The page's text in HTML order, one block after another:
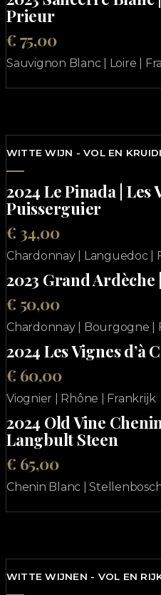
Prieur
€ 75,00
Sauvignon Blanc | Loire |
WITTE WIJN - VOL EN
2024 Le Pinada | Les
Puisserguier
€ 34,00
Chardonnay | Languedoc |
2023 Grand
€ 50,00
Chardonnay | Bourgogne |
2024 Les Vignes d’à
€ 60,00
Viognier | Rhône | Frankrijk
2024 Old Vine
Langbult Steen
€ 65,00
Chenin Blanc |
WITTE WIJNEN - VOL EN